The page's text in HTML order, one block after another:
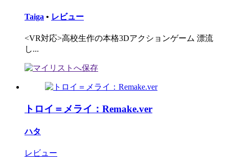
Taiga • レビュー
<VR対応>高校生作の本格3Dアクションゲーム 漂流
し...
トロイ＝メライ：Remake.ver
ハタ
レビュー